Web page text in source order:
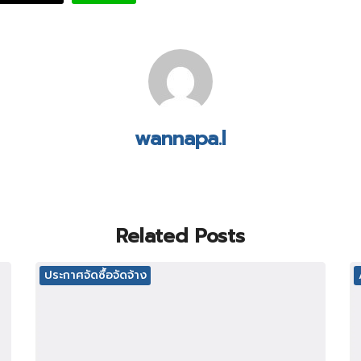
wannapa.l
Related Posts
ประกาศจัดซื้อจัดจ้าง